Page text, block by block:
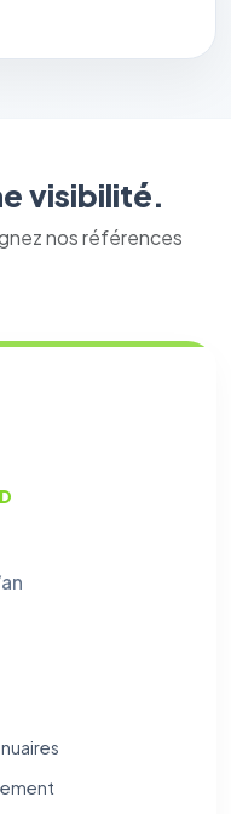
visibilité.
nos références